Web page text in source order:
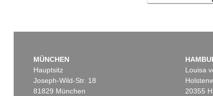
MÜNCHEN
Hauptsitz
Joseph-Wild-Str. 18
81829 München
Louisa
20355